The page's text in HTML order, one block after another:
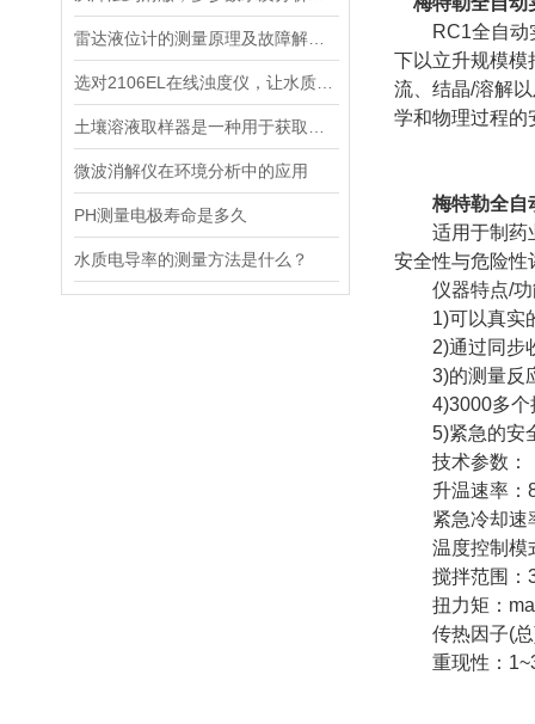
微波消解仪在环境分析中的应用
PH测量电极寿命是多久
水质电导率的测量方法是什么？
RC1全自动实
下以立升规模模
流、结晶/溶解
学和物理过程的
梅特勒全自
适用于制药业
安全性与危险性
仪器特点/功
1)可以真实的
2)通过同步收
3)的测量反应
4)3000多个控
5)紧急的安全
技术参数：
升温速率：
紧急冷却速
温度控制模式
搅拌范围：
扭力矩：
传热因子(总)
重现性：